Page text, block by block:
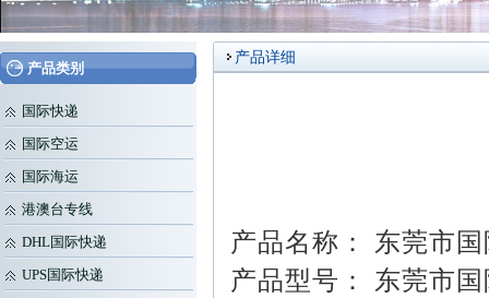
产品类别
国际快递
国际空运
国际海运
港澳台专线
DHL国际快递
UPS国际快递
产品详细
产品名称： 东莞市
产品型号： 东莞市